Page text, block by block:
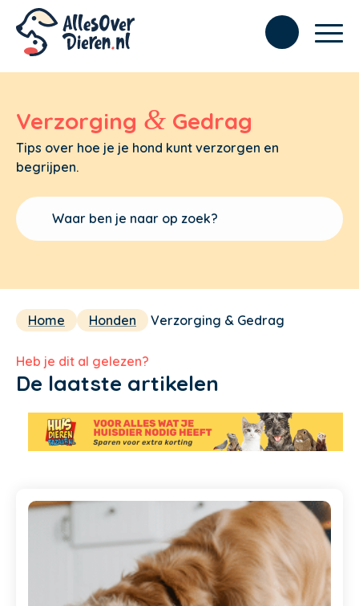
Verzorging & Gedrag
Tips over hoe je je hond kunt verzorgen en
begrijpen.
Home Honden Verzorging & Gedrag
Heb je dit al gelezen?
De laatste artikelen